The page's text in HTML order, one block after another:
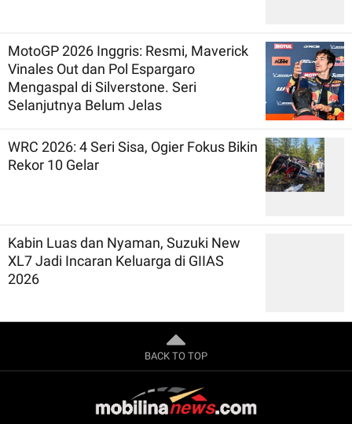
MotoGP 2026 Inggris: Resmi, Maverick
Vinales Out dan Pol Espargaro
Mengaspal di Silverstone. Seri
Selanjutnya Belum Jelas
WRC 2026: 4 Seri Sisa, Ogier Fokus Bikin
Rekor 10 Gelar
Kabin Luas dan Nyaman, Suzuki New
XL7 Jadi Incaran Keluarga di GIIAS
2026
BACK TO TOP